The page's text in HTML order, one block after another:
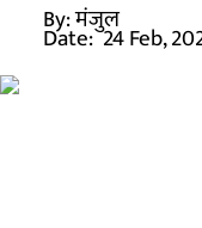
By:मंजुल
Date: 24 Feb,